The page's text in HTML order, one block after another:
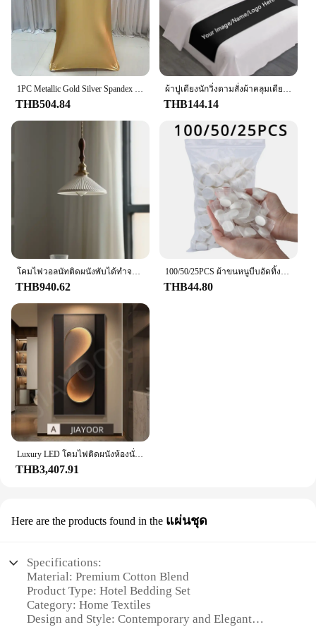
1PC Metallic Gold Silver Spandex ตารางเคสผ้ายืดยืดหยุ่นค็อกเทลผ้าปูโต๊ะสำหรับงานปาร์ตี้ของตกแต่งงานแต่งงาน
THB504.84
ผ้าปูเตียงนักวิ่งตามสั่งผ้าคลุมเตียงผ้าปูเตียงนุ่มสำหรับตกแต่งเตียงนอนสำหรับตกแต่งบ้านห้องนอนโรงแรมงานแต่งงานของขวัญ
THB144.14
โคมไฟวอลนัทติดผนังพับได้ทำจากไม้เนื้อแข็งสำหรับข้างเตียงนอนโรงแรมสไตล์นอร์ดิกเชิงเทียนเสียบปลั๊กทำจากไม้
THB940.62
100/50/25PCS ผ้าขนหนูบีบอัดทิ้งเหรียญผ้าเช็ดตัวแบบพกพาแต่งหน้าผ้าทําความสะอาดกลางแจ้งบาร์บีคิว Camping Hotel
THB44.80
Luxury LED โคมไฟติดผนังห้องนั่งเล่นพื้นหลังทางเดินโรงแรมตกแต่งบ้าน High-end Luster แขวนภาพวาดโมเดิร์นภาพจิตรกรรมฝาผนัง
THB3,407.91
Here are the products found in the แผ่นชุด
Specifications:
Material: Premium Cotton Blend
Product Type: Hotel Bedding Set
Category: Home Textiles
Design and Style: Contemporary and Elegant